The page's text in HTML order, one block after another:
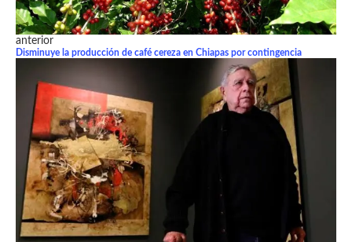
anterior
Disminuye la producción de café cereza en Chiapas por contingencia